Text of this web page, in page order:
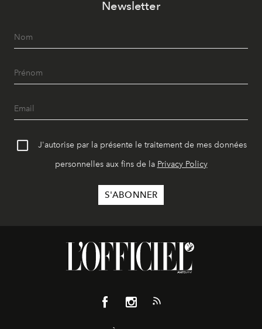
Newsletter
J'autorise par la présente le traitement de mes données
personnelles aux fins de la Privacy Policy